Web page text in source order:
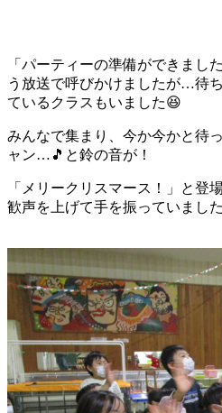
「パーティーの準備ができまし
う放送で呼びかけましたが…待
ているクラスもいました😆
みんなで集まり、今か今かと待
ャン…🎵と鈴の音が！
「メリークリスマース！」と登
歓声を上げて手を振っていました